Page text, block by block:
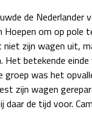
de Nederlander
Hoepen om op pole
zijn wagen uit,
betekende einde
was het
zijn wagen
de tijd voor.